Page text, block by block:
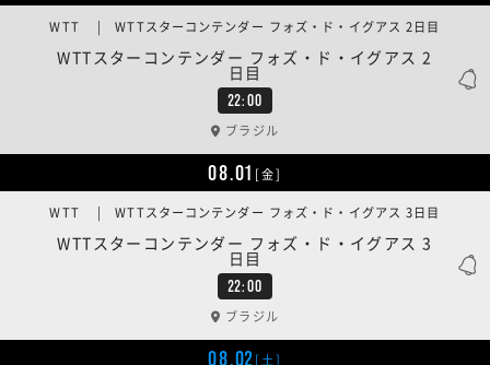
22:00
WTTスターコンテンダー フォズ・ド・イグアス 2
日目
WTT | WTTスターコンテンダー フォズ・ド・イグアス 2日目
ブラジル
08.01 [金]
22:00
WTTスターコンテンダー フォズ・ド・イグアス 3
日目
WTT | WTTスターコンテンダー フォズ・ド・イグアス 3日目
ブラジル
08.02[土]